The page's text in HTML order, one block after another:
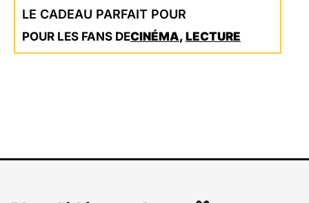
LE CADEAU PARFAIT POUR
POUR LES FANS DECINÉMA, LECTURE